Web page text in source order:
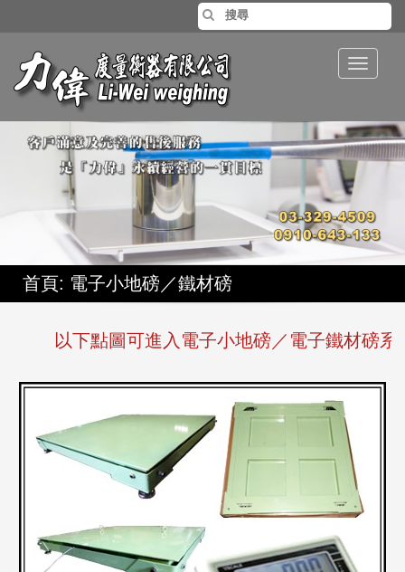
Toggle
首頁: 電子小地磅／鐵材磅
以下點圖可進入電子小地磅／電子鐵材磅系